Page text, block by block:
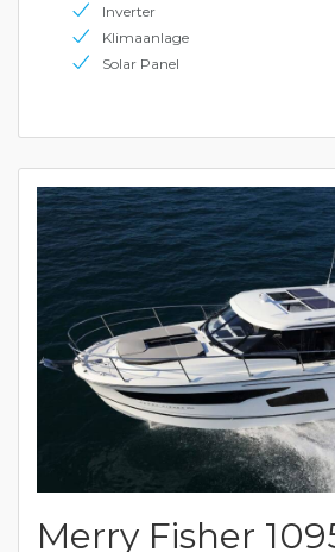
Inverter
Klimaanlage
Solar Panel
Merry Fisher